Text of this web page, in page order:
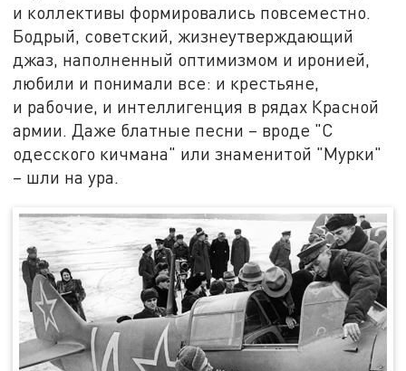
и коллективы формировались повсеместно.
Бодрый, советский, жизнеутверждающий
джаз, наполненный оптимизмом и иронией,
любили и понимали все: и крестьяне,
и рабочие, и интеллигенция в рядах Красной
армии. Даже блатные песни – вроде "С
одесского кичмана" или знаменитой "Мурки"
– шли на ура.